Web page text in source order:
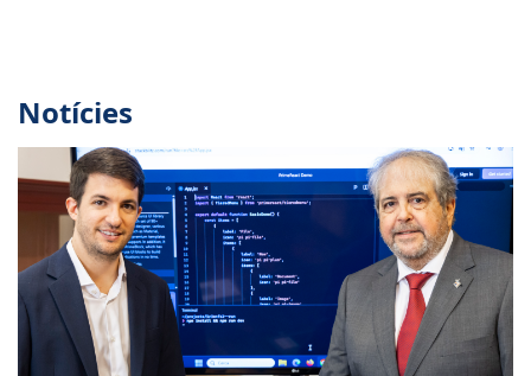
Notícies